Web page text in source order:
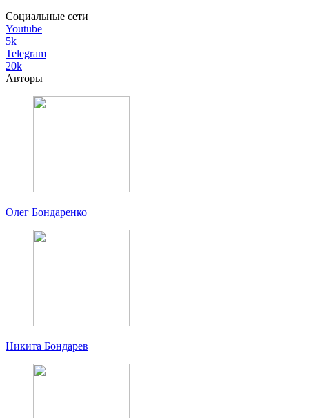
Социальные сети
Youtube
5k
Telegram
20k
Авторы
Олег Бондаренко
Никита Бондарев